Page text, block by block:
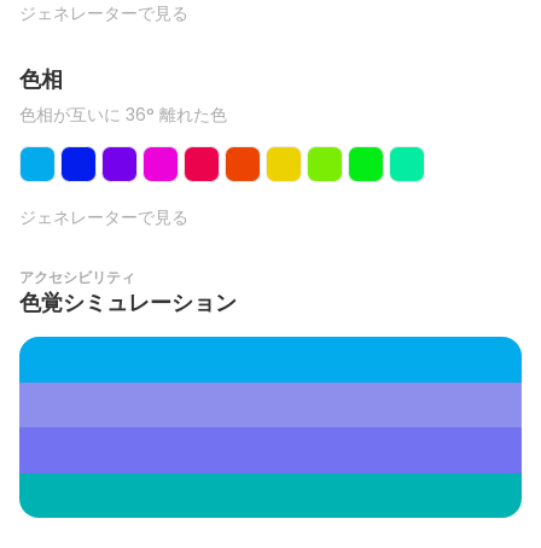
ジェネレーターで見る
色相
色相が互いに 36° 離れた色
ジェネレーターで見る
アクセシビリティ
色覚シミュレーション